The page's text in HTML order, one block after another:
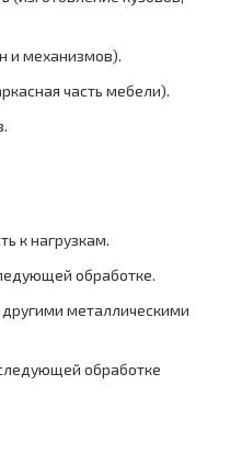
и механизмов).
часть мебели).
к нагрузкам.
обработке.
металлическими
обработке